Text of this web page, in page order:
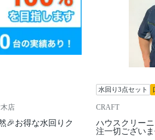
店
🎉お得な水回りク
水回り3点セット
CRAFT
ハウスクリー
注一切ございま